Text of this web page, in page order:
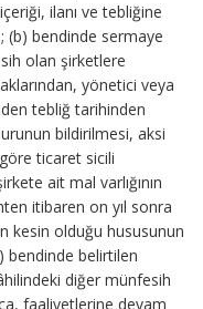
ilanı ve tebliğine
(b) bendinde sermaye
olan şirketlere
yönetici veya
tebliğ tarihinden
bildirilmesi, aksi
ticaret sicili
ait mal varlığının
itibaren on yıl sonra
kesin olduğu hususunun
bendinde belirtilen
diğer münfesih
faaliyetlerine devam